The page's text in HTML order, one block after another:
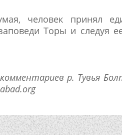
человек принял
Торы и следуя ее
р. Тувья